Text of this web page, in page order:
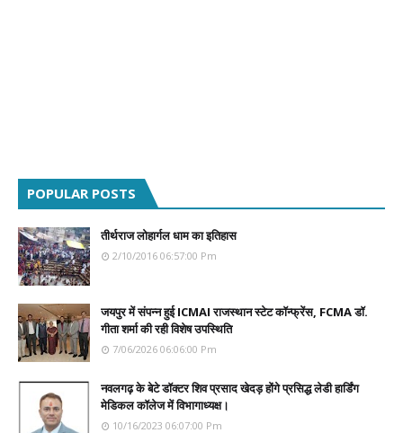
POPULAR POSTS
तीर्थराज लोहार्गल धाम का इतिहास
2/10/2016 06:57:00 Pm
जयपुर में संपन्न हुई ICMAI राजस्थान स्टेट कॉन्फ्रेंस, FCMA डॉ.
गीता शर्मा की रही विशेष उपस्थिति
7/06/2026 06:06:00 Pm
नवलगढ़ के बेटे डॉक्टर शिव प्रसाद खेदड़ होंगे प्रसिद्ध लेडी हार्डिंग
मेडिकल कॉलेज में विभागाध्यक्ष।
10/16/2023 06:07:00 Pm